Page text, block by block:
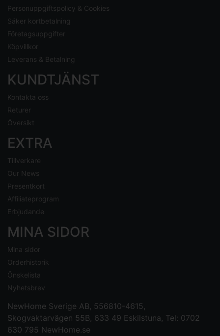
Personuppgiftspolicy & Cookies
Säker kortbetalning
Företagsuppgifter
Köpvillkor
Leverans & Betalning
KUNDTJÄNST
Kontakta oss
Returer
Översikt
EXTRA
Tillverkare
Our News
Presentkort
Affiliateprogram
Erbjudande
MINA SIDOR
Mina sidor
Orderhistorik
Önskelista
Nyhetsbrev
NewHome Sverige AB, 556810-4615,
Skogvaktarvägen 55B, 633 49 Eskilstuna, Tel: 0702
630 795 NewHome.se